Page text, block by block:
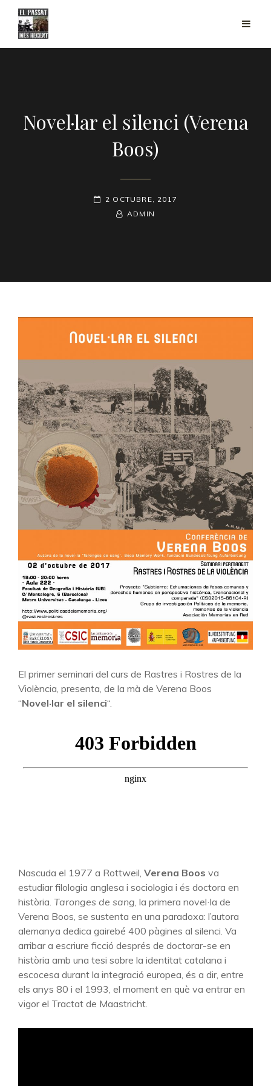
Novel·lar el silenci (Verena
Boos)
POSTED-
2 OCTUBRE, 2017
BY
BYLINE
ADMIN
El primer seminari del curs de Rastres i Rostres de la
Violència, presenta, de la mà de Verena Boos
“Novel·lar el silenci“.
Nascuda el 1977 a Rottweil, Verena Boos va
estudiar filologia anglesa i sociologia i és doctora en
història. Taronges de sang , la primera novel·la de
Verena Boos, se sustenta en una paradoxa: l’autora
alemanya dedica gairebé 400 pàgines al silenci. Va
arribar a escriure ficció després de doctorar-se en
història amb una tesi sobre la identitat catalana i
escocesa durant la integració europea, és a dir, entre
els anys 80 i el 1993, el moment en què va entrar en
vigor el Tractat de Maastricht.